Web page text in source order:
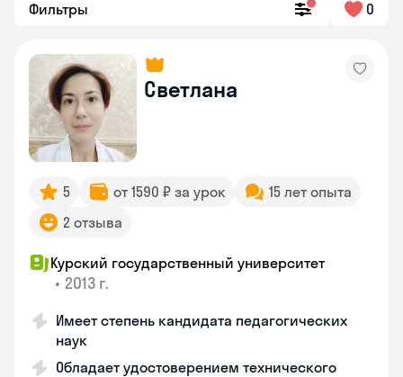
Фильтры 0
Светлана
5 от 1590 ₽ за урок
15 лет опыта
2 отзыва
Курский государственный университет
• 2013 г.
Имеет степень кандидата педагогических
наук
Обладает удостоверением технического